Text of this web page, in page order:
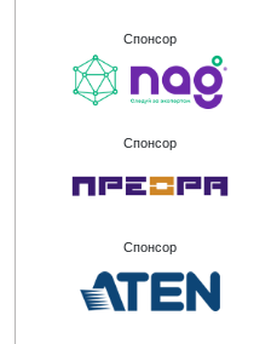
Спонсор
Спонсор
Спонсор